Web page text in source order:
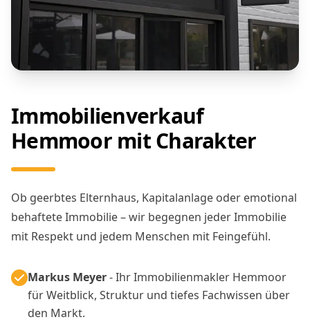
Immobilienverkauf
Hemmoor mit Charakter
Ob geerbtes Elternhaus, Kapitalanlage oder emotional
behaftete Immobilie – wir begegnen jeder Immobilie
mit Respekt und jedem Menschen mit Feingefühl.
Markus Meyer- Ihr Immobilienmakler Hemmoor
für Weitblick, Struktur und tiefes Fachwissen über
den Markt.